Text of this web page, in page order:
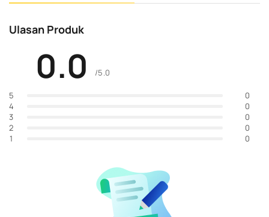
Ulasan Produk
0.0 /5.0
5
0
4
0
3
0
2
0
1
0